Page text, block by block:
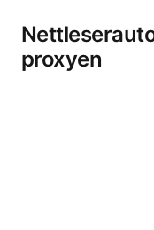
proxyen